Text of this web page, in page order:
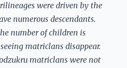
were driven by the
numerous descendants.
number of children is
matriclans disappear.
matriclans were not